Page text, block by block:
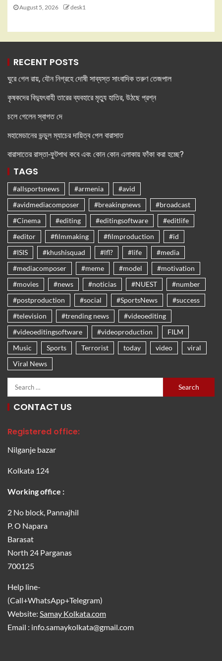
August 5, 2026 desk1
RECENT POSTS
ঘুরে গেল রায়, যৌন নিগ্রহে দোষী সাব্যস্ত সাংবাদিক তরুণ তেজপাল
কৃষকদের বিদ্যুৎবাহী তারের ব্যবহারে মৃত্যু হাতির, উঠছে প্রশ্ন
চলে গেলেন স্বাগত দে
মহামেডানের ভন্ডুল ম্যাচের দায়িত্ব পেল বারাসাত
বারাসাতের রাস্তা-ফুটপাথ কবে এবং কোন কোন এলাকায় ফাঁকা করা হচ্ছে?
TAGS
#allsportsnews #armenia
#avid
#avidmediacomposer
#breakingnews
#broadcast
#Cinema
#editing #editingsoftware
#editlife
#editor
#filmmaking #filmproduction
#id
#ISIS
#khushisquad #lfl? #life
#media
#mediacomposer
#meme #model
#motivation
#movies
#news #noticias #NUEST
#number
#postproduction
#social #SportsNews
#success
#television
#trending news
#videoediting
#videoeditingsoftware
#videoproduction
FILM
Music
Sports Terrorist today video
viral
Viral News
CONTACT US
Registered office:
Nilganje bazar
Kolkata 124
Working office :
2 No block, Pannajhil
P. O Napara
Barasat
North 24 Parganas
700125
Help line-
(Call+WhatsApp+Telegram)
Website: Samay Kolkata.com
Email : info.samaykolkata@gmail.com